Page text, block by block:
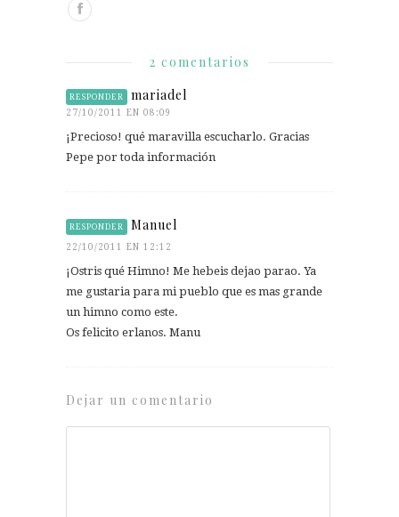
2 comentarios
RESPONDER mariadel
27/10/2011 EN 08:09
¡Precioso! qué maravilla escucharlo. Gracias
Pepe por toda información
RESPONDER Manuel
22/10/2011 EN 12:12
¡Ostris qué Himno! Me hebeis dejao parao. Ya
me gustaria para mi pueblo que es mas grande
un himno como este.
Os felicito erlanos. Manu
Dejar un comentario